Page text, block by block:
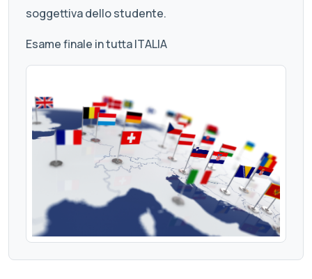
soggettiva dello studente.
Esame finale in tutta ITALIA